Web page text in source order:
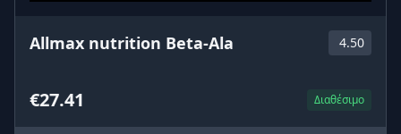
Allmax nutrition Beta-Ala 4.50
€27.41 Διαθέσιμο